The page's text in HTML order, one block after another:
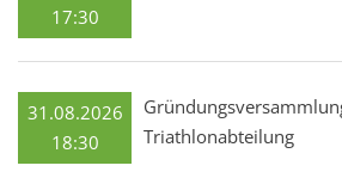
17:30
31.08.2026
18:30
Triathlonabteilung